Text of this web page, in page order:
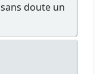
doute un